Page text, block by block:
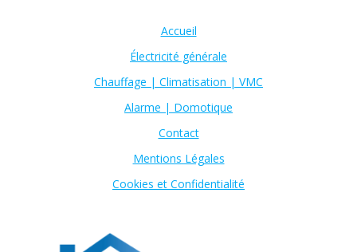
Accueil
Électricité générale
Chauffage | Climatisation | VMC
Alarme | Domotique
Contact
Mentions Légales
Cookies et Confidentialité